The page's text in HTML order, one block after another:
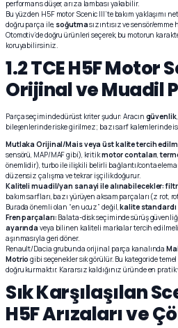
performans düşer, arıza lambası yakabilir.
Bu yüzden H5F motor Scenic III’te bakım yaklaşımı
doğru parça ile, soğutmasızıntısız ve sensör/emme
Otomotiv’de doğru ürünleri seçerek, bu motorun
koruyabilirsiniz.
1.2 TCE H5F Motor
Orijinal ve Muadil
Parça seçiminde dürüst kriter şudur: Aracın güvenlik,
bileşenlerinde riske girilmez; bazı sarf kalemlerinde
Mutlaka Orijinal/Mais veya üst kalite tercih
sensörü, MAP/MAF gibi), kritikmotor contaları,
önemlidir), turbo ile ilişkili belirli bağlantı/conta
düzensiz çalışma ve tekrar işçilik doğurur.
Kaliteli muadil/yan sanayi ile alınabilecekler:
bakım sarfları, bazı yürüyen aksam parçaları (z rot,
Burada önemli olan “en ucuz” değil,kalite
Fren parçaları: Balata-disk seçiminde sürüş
ayarında veya bilinen kaliteli markalar tercih
aşınmasıyla geri döner.
Renault/Dacia grubunda orijinal parça kanalında
Motrio gibi seçenekler sık görülür. Bu kategoride
doğru kurmaktır. Kararsız kaldığınız üründe en
Sık Karşılaşılan
H5F Arızaları ve